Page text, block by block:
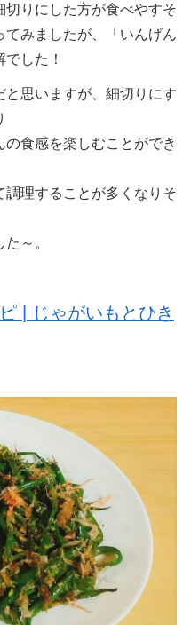
りにした方が食べやすそ
てみましたが、「いんげん
した！
思いますが、細切りにす
食感を楽しむことができ
理することが多くなりそ
～。
| じゃがいもとひき